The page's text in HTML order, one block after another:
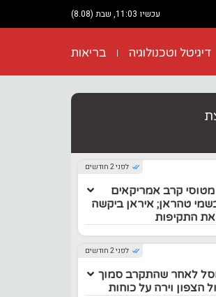
עכשיו 11:03, שבת (8.08)
דיגיטל וטכנולוגיה בריאות
לפני 2 חודשים
קרב אמריקאים
טהראן; איראן ביקשה
התקיפות
לפני 2 חודשים
לאחר שהתקרב סמוך
הצפון וירה על כוחות